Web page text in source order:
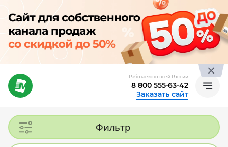
Работаем по всей России
8 800 555-63-42
Заказать сайт
Фильтр